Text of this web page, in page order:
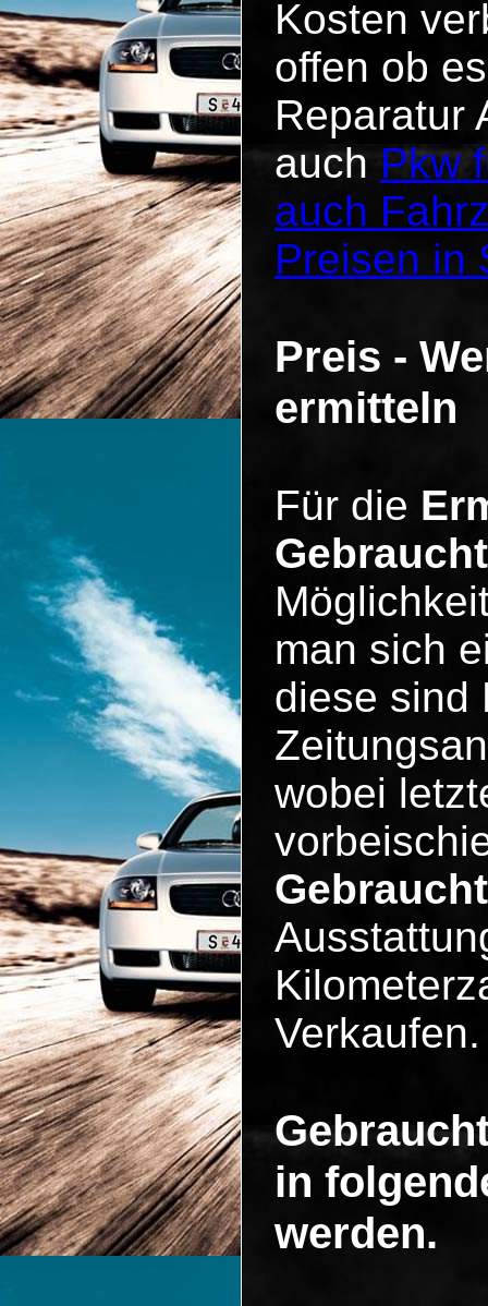
Kosten
offen ob
Reparatur
auch Pkw
auch
Preisen in
Preis -
ermitteln
Für die
man sich
diese sind
wobei
Verkaufen.
in
werden.